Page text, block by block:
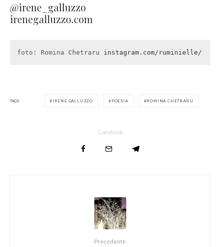
@irene_galluzzo
irenegalluzzo.com
foto: Romina Chetraru instagram.com/ruminielle/
TAGS IRENE GALLUZZO POESIA ROMINA CHETRARU
Condividi
Precedente